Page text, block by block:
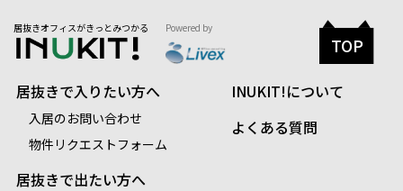
居抜きオフィスがきっとみつかる Powered by
居抜きで入りたい方へ
入居のお問い合わせ
物件リクエストフォーム
居抜きで出たい方へ
INUKIT!について
よくある質問
TOP